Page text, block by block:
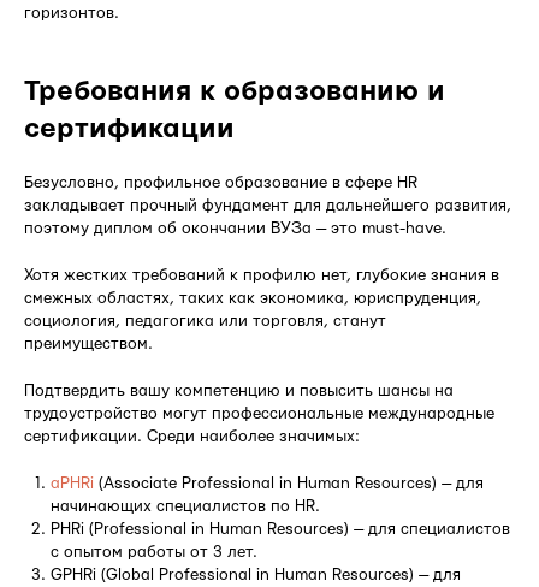
горизонтов.
Требования к образованию и
сертификации
Безусловно, профильное образование в сфере HR
закладывает прочный фундамент для дальнейшего развития,
поэтому диплом об окончании ВУЗа — это must-have.
Хотя жестких требований к профилю нет, глубокие знания в
смежных областях, таких как экономика, юриспруденция,
социология, педагогика или торговля, станут
преимуществом.
Подтвердить вашу компетенцию и повысить шансы на
трудоустройство могут профессиональные международные
сертификации. Среди наиболее значимых:
aPHRi (Associate Professional in Human Resources) — для
начинающих специалистов по HR.
PHRi (Professional in Human Resources) — для специалистов
с опытом работы от 3 лет.
GPHRi (Global Professional in Human Resources) — для